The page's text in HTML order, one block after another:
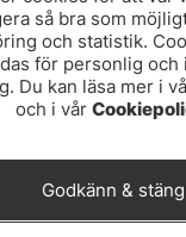
så bra som
och statistik.
för personlig och
Du kan läsa mer i
och i vår
Godkänn & stäng